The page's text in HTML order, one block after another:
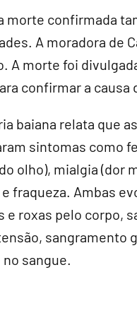
morte confirmada
A moradora de
A morte foi
confirmar a causa
baiana relata que
sintomas como
olho), mialgia (dor
fraqueza. Ambas
e roxas pelo corpo,
sangramento
sangue.